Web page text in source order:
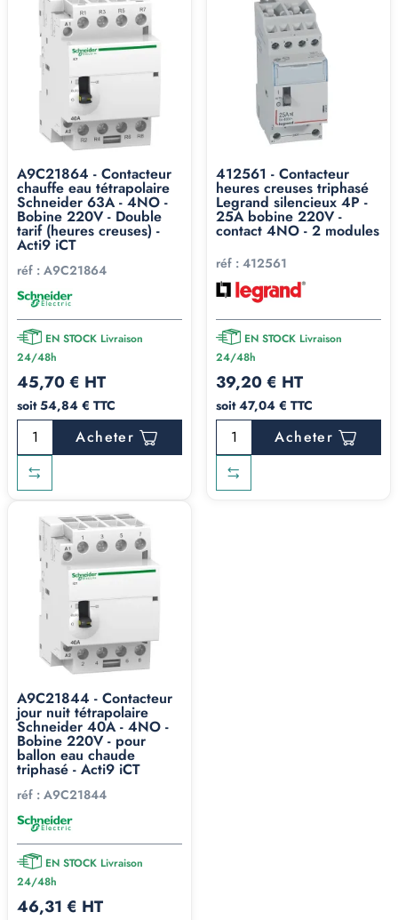
A9C21864 - Contacteur
chauffe eau tétrapolaire
Schneider 63A - 4NO -
Bobine 220V - Double
tarif (heures creuses) -
Acti9 iCT
réf : A9C21864
EN STOCK Livraison
24/48h
45,70 € HT
soit 54,84 € TTC
Acheter
412561 - Contacteur
heures creuses triphasé
Legrand silencieux 4P -
25A bobine 220V -
contact 4NO - 2 modules
réf : 412561
EN STOCK Livraison
24/48h
39,20 € HT
soit 47,04 € TTC
Acheter
A9C21844 - Contacteur
jour nuit tétrapolaire
Schneider 40A - 4NO -
Bobine 220V - pour
ballon eau chaude
triphasé - Acti9 iCT
réf : A9C21844
EN STOCK Livraison
24/48h
46,31 € HT